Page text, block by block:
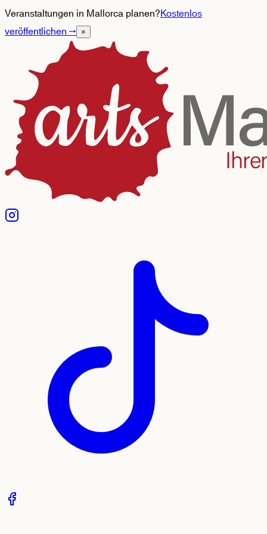
Veranstaltungen in Mallorca planen?Kostenlos
veröffentlichen→ ×